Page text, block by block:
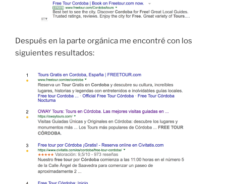
Después en la parte orgánica me encontré con los
siguientes resultados: